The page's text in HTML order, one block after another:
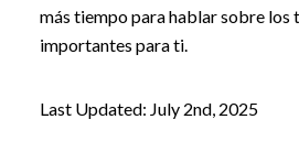
más tiempo para hablar sobre los
importantes para ti.
Last Updated: July 2nd, 2025